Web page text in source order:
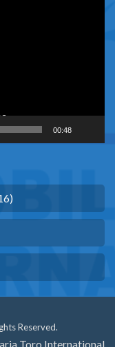
00:48
Reserved.